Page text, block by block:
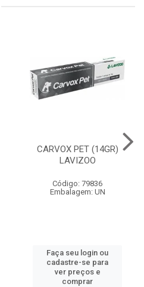
CARVOX PET (14GR)
LAVIZOO
Código: 79836
Embalagem: UN
Faça seu login ou
cadastre-se para
ver preços e
comprar